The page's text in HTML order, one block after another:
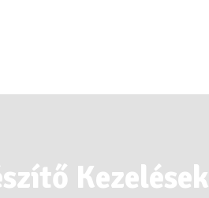
Kezelések